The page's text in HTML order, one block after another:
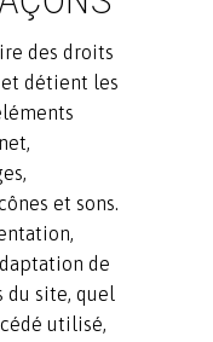
des droits
détient les
et sons.
de
site, quel
utilisé,